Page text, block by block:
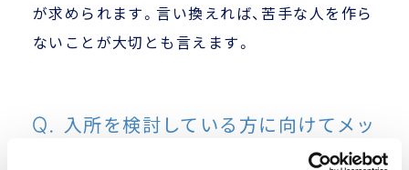
が求められます。言い換えれば、苦手な人を作ら
ないことが大切とも言えます。
入所を検討している方に向けてメッ